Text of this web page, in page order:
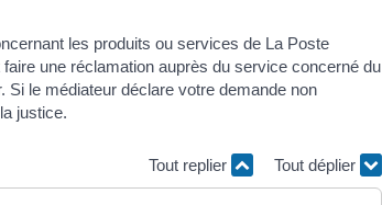
les produits ou services de La Poste
une réclamation auprès du service concerné du
Si le médiateur déclare votre demande non
justice.
Tout replier Tout déplier